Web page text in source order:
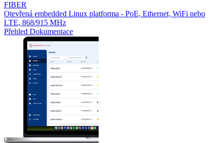
FIBER
Otevřená embedded Linux platforma - PoE, Ethernet, WiFi nebo
LTE, 868/915 MHz
Přehled Dokumentace